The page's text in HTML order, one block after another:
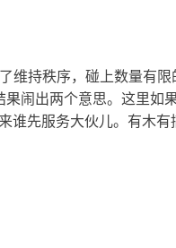
维持秩序，碰上数量有
闹出两个意思。这里如
谁先服务大伙儿。有木有